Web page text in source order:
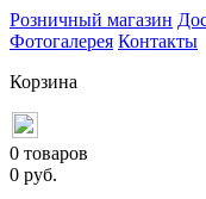
Розничный магазин
Фотогалерея Контакты
Корзина
0 товаров
0 руб.